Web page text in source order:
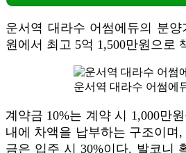
운서역 대라수 어썸에듀의 분양
원에서 최고 5억 1,500만원으로
운서역 대라수 어썸에
계약금 10%는 계약 시 1,000만
내에 차액을 납부하는 구조이며
금은 입주 시 30%이다. 발코니